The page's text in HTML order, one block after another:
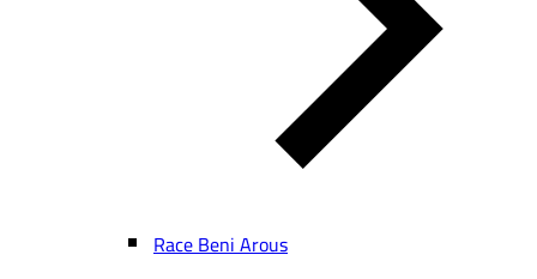
Race Beni Arous